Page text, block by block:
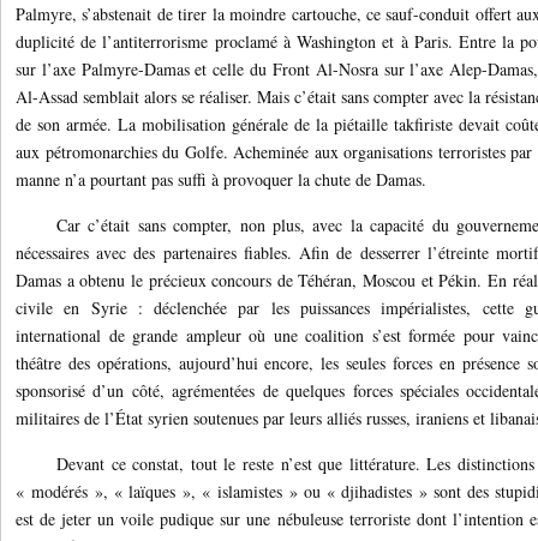
Palmyre, s’abstenait de tirer la moindre cartouche, ce sauf-conduit offert
duplicité de l’antiterrorisme proclamé à Washington et à Paris. Entre la
sur l’axe Palmyre-Damas et celle du Front Al-Nosra sur l’axe Alep-
Al-Assad semblait alors se réaliser. Mais c’était sans compter avec la
de son armée. La mobilisation générale de la piétaille takfiriste devait
aux pétromonarchies du Golfe. Acheminée aux organisations terroristes
manne n’a pourtant pas suffi à provoquer la chute de Damas.
Car c’était sans compter, non plus, avec la capacité du
nécessaires avec des partenaires fiables. Afin de desserrer l’étreinte
Damas a obtenu le précieux concours de Téhéran, Moscou et Pékin. En
civile en Syrie : déclenchée par les puissances impérialistes, cette
international de grande ampleur où une coalition s’est formée pour
théâtre des opérations, aujourd’hui encore, les seules forces en présence
sponsorisé d’un côté, agrémentées de quelques forces spéciales
militaires de l’État syrien soutenues par leurs alliés russes, iraniens et
Devant ce constat, tout le reste n’est que littérature. Les
« modérés », « laïques », « islamistes » ou « djihadistes » sont des
est de jeter un voile pudique sur une nébuleuse terroriste dont l’intention